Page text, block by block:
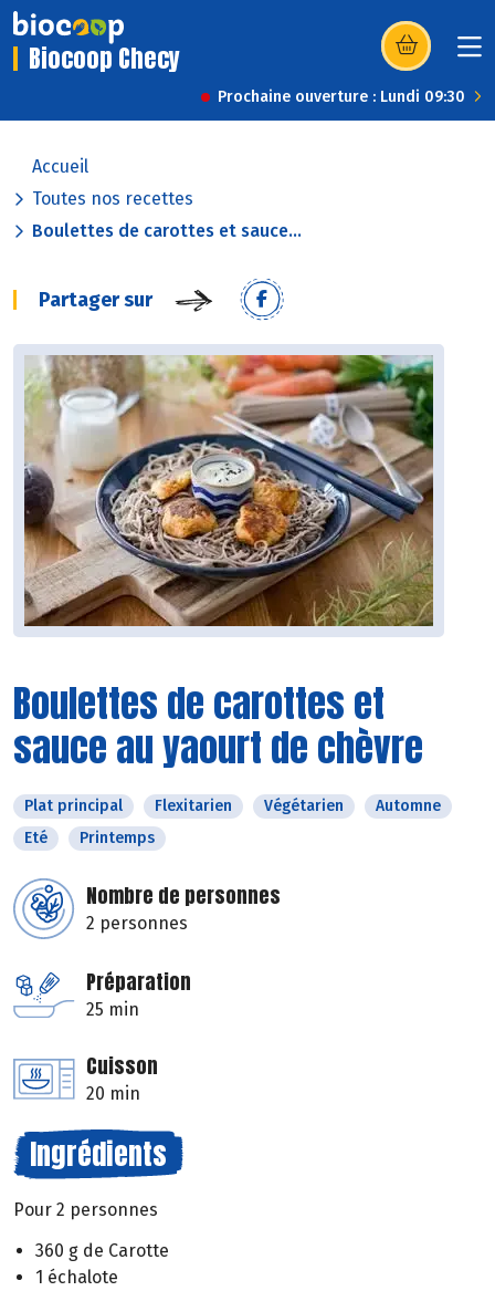
Biocoop Checy (s’ouvre dans
Prochaine ouverture : Lundi 09:30
Accueil
Toutes nos recettes
Boulettes de carottes et sauce...
Partager sur
Boulettes de carottes et
sauce au yaourt de chèvre
Plat principal Flexitarien Végétarien
Automne
Eté
Printemps
Nombre de personnes
2 personnes
Préparation
25 min
Cuisson
20 min
Ingrédients
Pour 2 personnes
360 g de Carotte
1 échalote